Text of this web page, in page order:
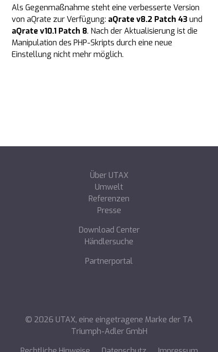
Als Gegenmaßnahme steht eine verbesserte Version
von aQrate zur Verfügung: aQrate v8.2 Patch 43und
aQrate v10.1 Patch 8. Nach der Aktualisierung ist die
Manipulation des PHP-Skripts durch eine neue
Einstellung nicht mehr möglich.
Über UTAX
Umwelt
Referenzen
Presse
Download Center
Händlersuche
Partnerportal
© 2026 UTAX, eine eingetragene Marke der TA
Triumph-Adler GmbH